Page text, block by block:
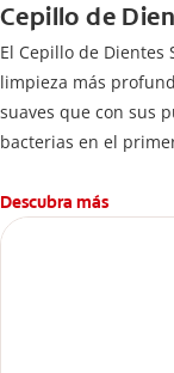
Cepillo de
El Cepillo de
limpieza más
suaves que con sus
bacterias en el
Descubra más